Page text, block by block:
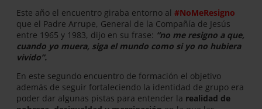
Este año el encuentro giraba entorno al #NoMeResigno
que el Padre Arrupe, General de la Compañía de Jesús
entre 1965 y 1983, dijo en su frase: “no me resigno a que,
cuando yo muera, siga el mundo como si yo no hubiera
vivido”.
En este segundo encuentro de formación el objetivo
además de seguir fortaleciendo la identidad de grupo era
poder dar algunas pistas para entender la realidad de